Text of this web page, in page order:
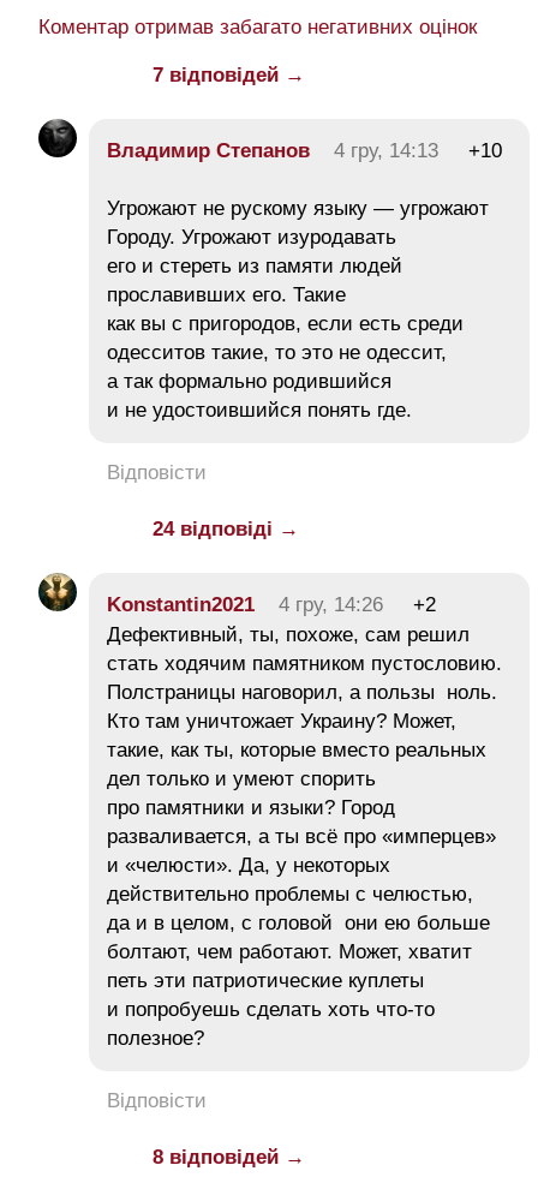
Коментар отримав забагато негативних оцінок
7 відповідей →
Владимир Степанов 4 гру, 14:13 +10
Угрожают не рускому языку — угрожают
Городу. Угрожают изуродавать
его и стереть из памяти людей
прославивших его. Такие
как вы с пригородов, если есть среди
одесситов такие, то это не одессит,
а так формально родившийся
и не удостоившийся понять где.
Відповісти
24 відповіді →
Konstantin2021 4 гру, 14:26
+2
Дефективный, ты, похоже, сам решил
стать ходячим памятником пустословию.
Полстраницы наговорил, а пользы ноль.
Кто там уничтожает Украину? Может,
такие, как ты, которые вместо реальных
дел только и умеют спорить
про памятники и языки? Город
разваливается, а ты всё про «имперцев»
и «челюсти». Да, у некоторых
действительно проблемы с челюстью,
да и в целом, с головой они ею больше
болтают, чем работают. Может, хватит
петь эти патриотические куплеты
и попробуешь сделать хоть что-то
полезное?
Відповісти
8 відповідей →